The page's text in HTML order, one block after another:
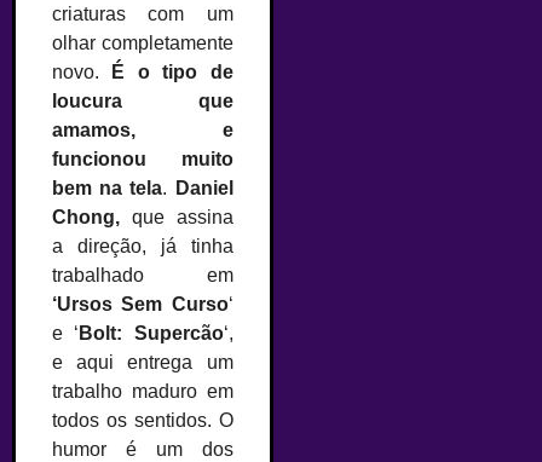
criaturas com um
olhar completamente
novo.
É o tipo de
loucura que
amamos, e
funcionou muito
bem na tela.
Daniel
Chong, que assina
a direção, já tinha
trabalhado em
‘Ursos Sem Curso‘
e ‘ Bolt: Supercão‘,
e aqui entrega um
trabalho maduro em
todos os sentidos. O
humor é um dos